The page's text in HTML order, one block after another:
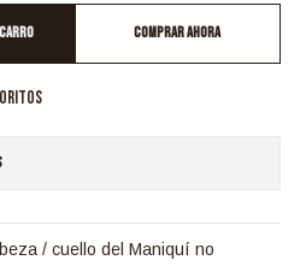
Comprar ahora
/ cuello del Maniquí no